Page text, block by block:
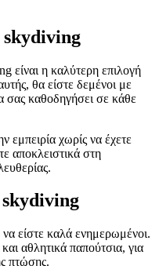
skydiving
είναι η καλύτερη επιλογή
θα είστε δεμένοι με
σας καθοδηγήσει σε κάθε
εμπειρία χωρίς να έχετε
αποκλειστικά στη
skydiving
είστε καλά ενημερωμένοι.
αθλητικά παπούτσια, για
πτώσης.